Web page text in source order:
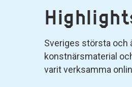
Sveriges största och
konstnärsmaterial
varit verksamma